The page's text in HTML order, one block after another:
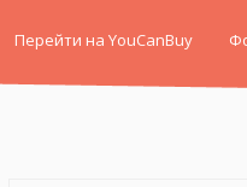
Перейти на YouCanBuy